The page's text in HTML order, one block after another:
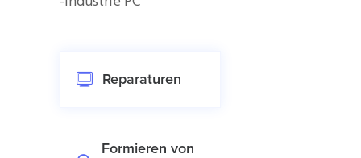
Reparaturen
Formieren von